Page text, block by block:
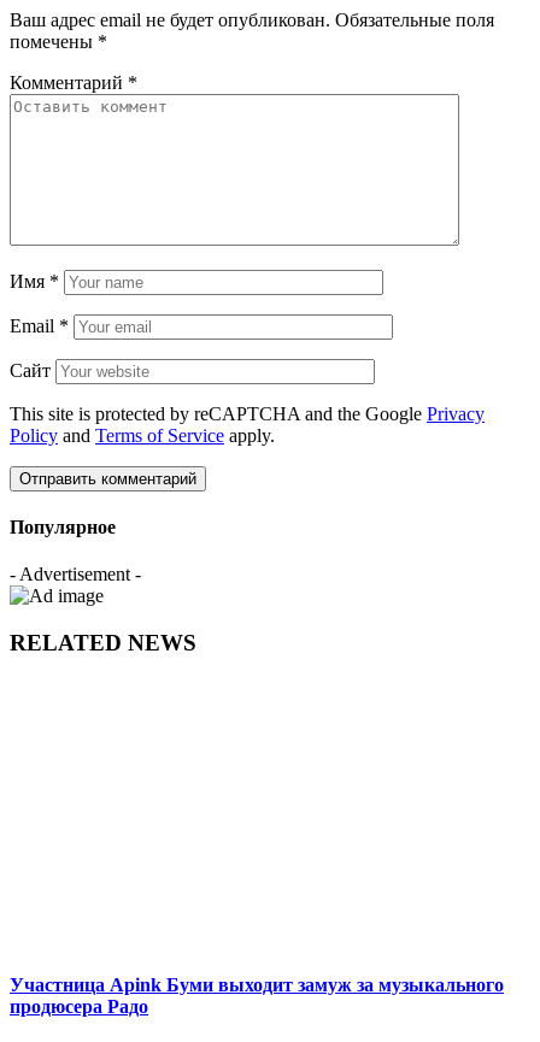
Ваш адрес email не будет опубликован. Обязательные поля
помечены *
Комментарий *
Имя *
Email *
Сайт
This site is protected by reCAPTCHA and the Google Privacy
Policy and Terms of Service apply.
Популярное
- Advertisement -
RELATED NEWS
Участница Apink Буми выходит замуж за музыкального
продюсера Радо